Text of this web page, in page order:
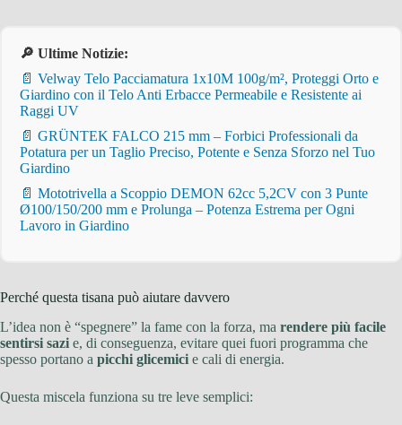
🔎 Ultime Notizie:
📄 Velway Telo Pacciamatura 1x10M 100g/m², Proteggi Orto e
Giardino con il Telo Anti Erbacce Permeabile e Resistente ai
Raggi UV
📄 GRÜNTEK FALCO 215 mm – Forbici Professionali da
Potatura per un Taglio Preciso, Potente e Senza Sforzo nel Tuo
Giardino
📄 Mototrivella a Scoppio DEMON 62cc 5,2CV con 3 Punte
Ø100/150/200 mm e Prolunga – Potenza Estrema per Ogni
Lavoro in Giardino
Perché questa tisana può aiutare davvero
L’idea non è “spegnere” la fame con la forza, ma rendere più facile
sentirsi sazi e, di conseguenza, evitare quei fuori programma che
spesso portano a picchi glicemici e cali di energia.
Questa miscela funziona su tre leve semplici: